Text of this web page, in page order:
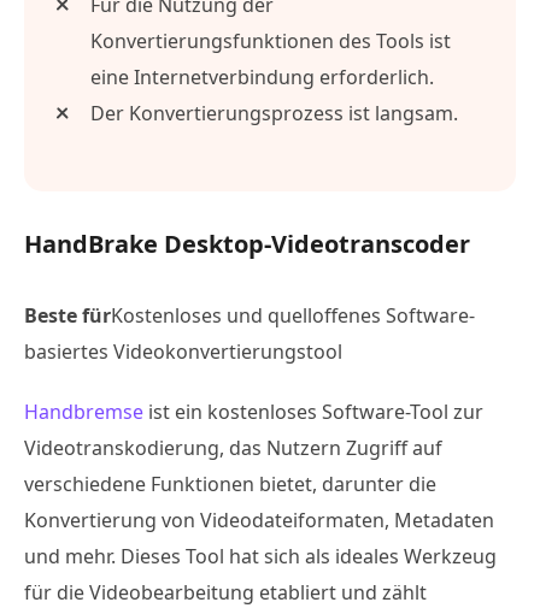
Konvertierungsfunktionen des Tools ist
eine Internetverbindung erforderlich.
Der Konvertierungsprozess ist langsam.
HandBrake Desktop-Videotranscoder
Beste fürKostenloses und quelloffenes Software-
basiertes Videokonvertierungstool
Handbremse ist ein kostenloses Software-Tool zur
Videotranskodierung, das Nutzern Zugriff auf
verschiedene Funktionen bietet, darunter die
Konvertierung von Videodateiformaten, Metadaten
und mehr. Dieses Tool hat sich als ideales Werkzeug
für die Videobearbeitung etabliert und zählt